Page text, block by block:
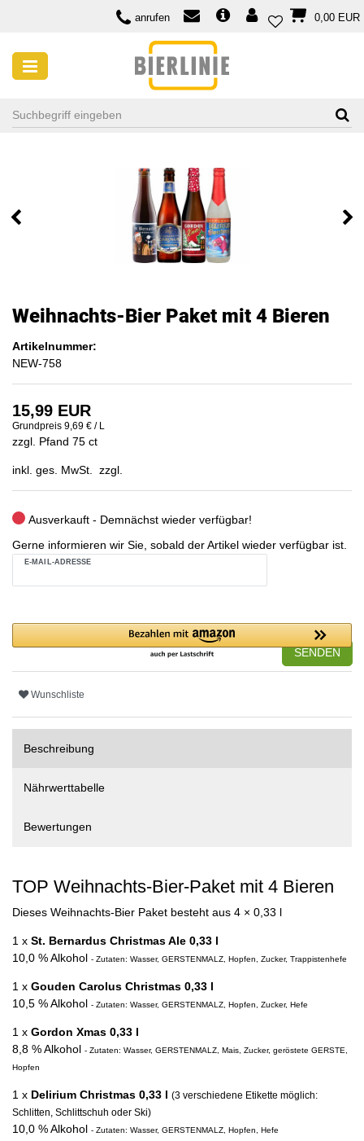
anrufen 0,00 EUR
Weihnachts-Bier Paket mit 4 Bieren
Artikelnummer:
NEW-758
15,99 EUR
Grundpreis 9,69 € / L
zzgl. Pfand 75 ct
inkl. ges. MwSt. zzgl.
Ausverkauft - Demnächst wieder verfügbar!
Gerne informieren wir Sie, sobald der Artikel wieder verfügbar ist.
E-MAIL-ADRESSE
SENDEN
Wunschliste
Beschreibung
Nährwerttabelle
Bewertungen
TOP Weihnachts-Bier-Paket mit 4 Bieren
Dieses Weihnachts-Bier Paket besteht aus 4 × 0,33 l
1 x St. Bernardus Christmas Ale 0,33 l
10,0 % Alkohol - Zutaten: Wasser, GERSTENMALZ, Hopfen, Zucker, Trappistenhefe
1 x Gouden Carolus Christmas 0,33 l
10,5 % Alkohol - Zutaten: Wasser, GERSTENMALZ, Hopfen, Zucker, Hefe
1 x Gordon Xmas 0,33 l
8,8 % Alkohol - Zutaten: Wasser, GERSTENMALZ, Mais, Zucker, geröstete GERSTE,
Hopfen
1 x Delirium Christmas 0,33 l (3 verschiedene Etikette möglich:
Schlitten, Schlittschuh oder Ski)
10,0 % Alkohol - Zutaten: Wasser, GERSTENMALZ, Hopfen, Hefe